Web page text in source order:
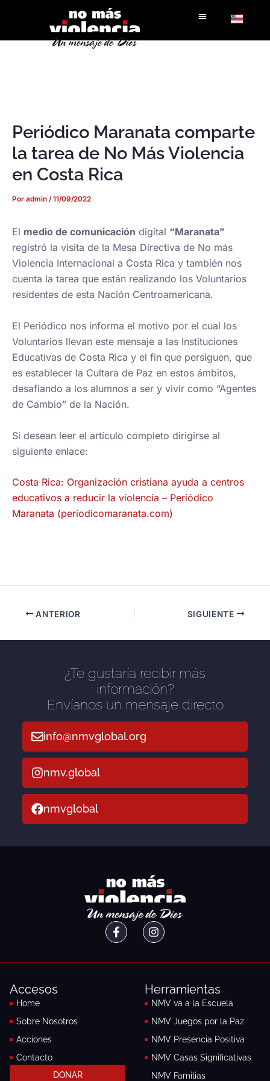
contenido
Periódico Maranata comparte
la tarea de No Más Violencia
en Costa Rica
Por admin /11/09/2022
El medio de comunicación digital “Maranata”
registró la visita de la Mesa Directiva de No más
Violencia Internacional a Costa Rica y también nos
cuenta la tarea que están realizando los Voluntarios
residentes de esta Nación Centroamericana.
El Periódico nos informa el motivo por el cual los
Voluntarios llevan este mensaje a las Instituciones
Educativas de Costa Rica y el fin que persiguen, que
es establecer la Cultara de Paz en estos ámbitos,
desafiando a los alumnos a ser y vivir como “Agentes
de Cambio” de la Nación.
Si desean leer el artículo completo dirigirse al
siguiente enlace:
Costa Rica: Organización cristiana ayuda a centros
educativos a reducir la violencia – Periódico
Maranata (periodicomaranata.com)
ANTERIOR SIGUIENTE
¿Te gustaría recibir más
información?
Envíanos un mensaje directo
info@nmvglobal.org
nmv.global
nmvglobal
F
a
I
n
r
a
Accesos
Home
Sobre Nosotros
Acciones
Contacto
DONAR
Herramientas
NMV va a la Escuela
NMV Juegos por la Paz
NMV Presencia Positiva
NMV Casas Significativas
NMV Familias